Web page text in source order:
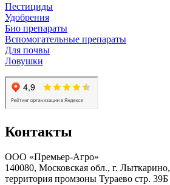
Пестициды
Удобрения
Био препараты
Вспомогательные препараты
Для почвы
Ловушки
Контакты
ООО «Премьер-Агро»
140080, Московская обл., г. Лыткарино,
территория промзоны Тураево стр. 39Б